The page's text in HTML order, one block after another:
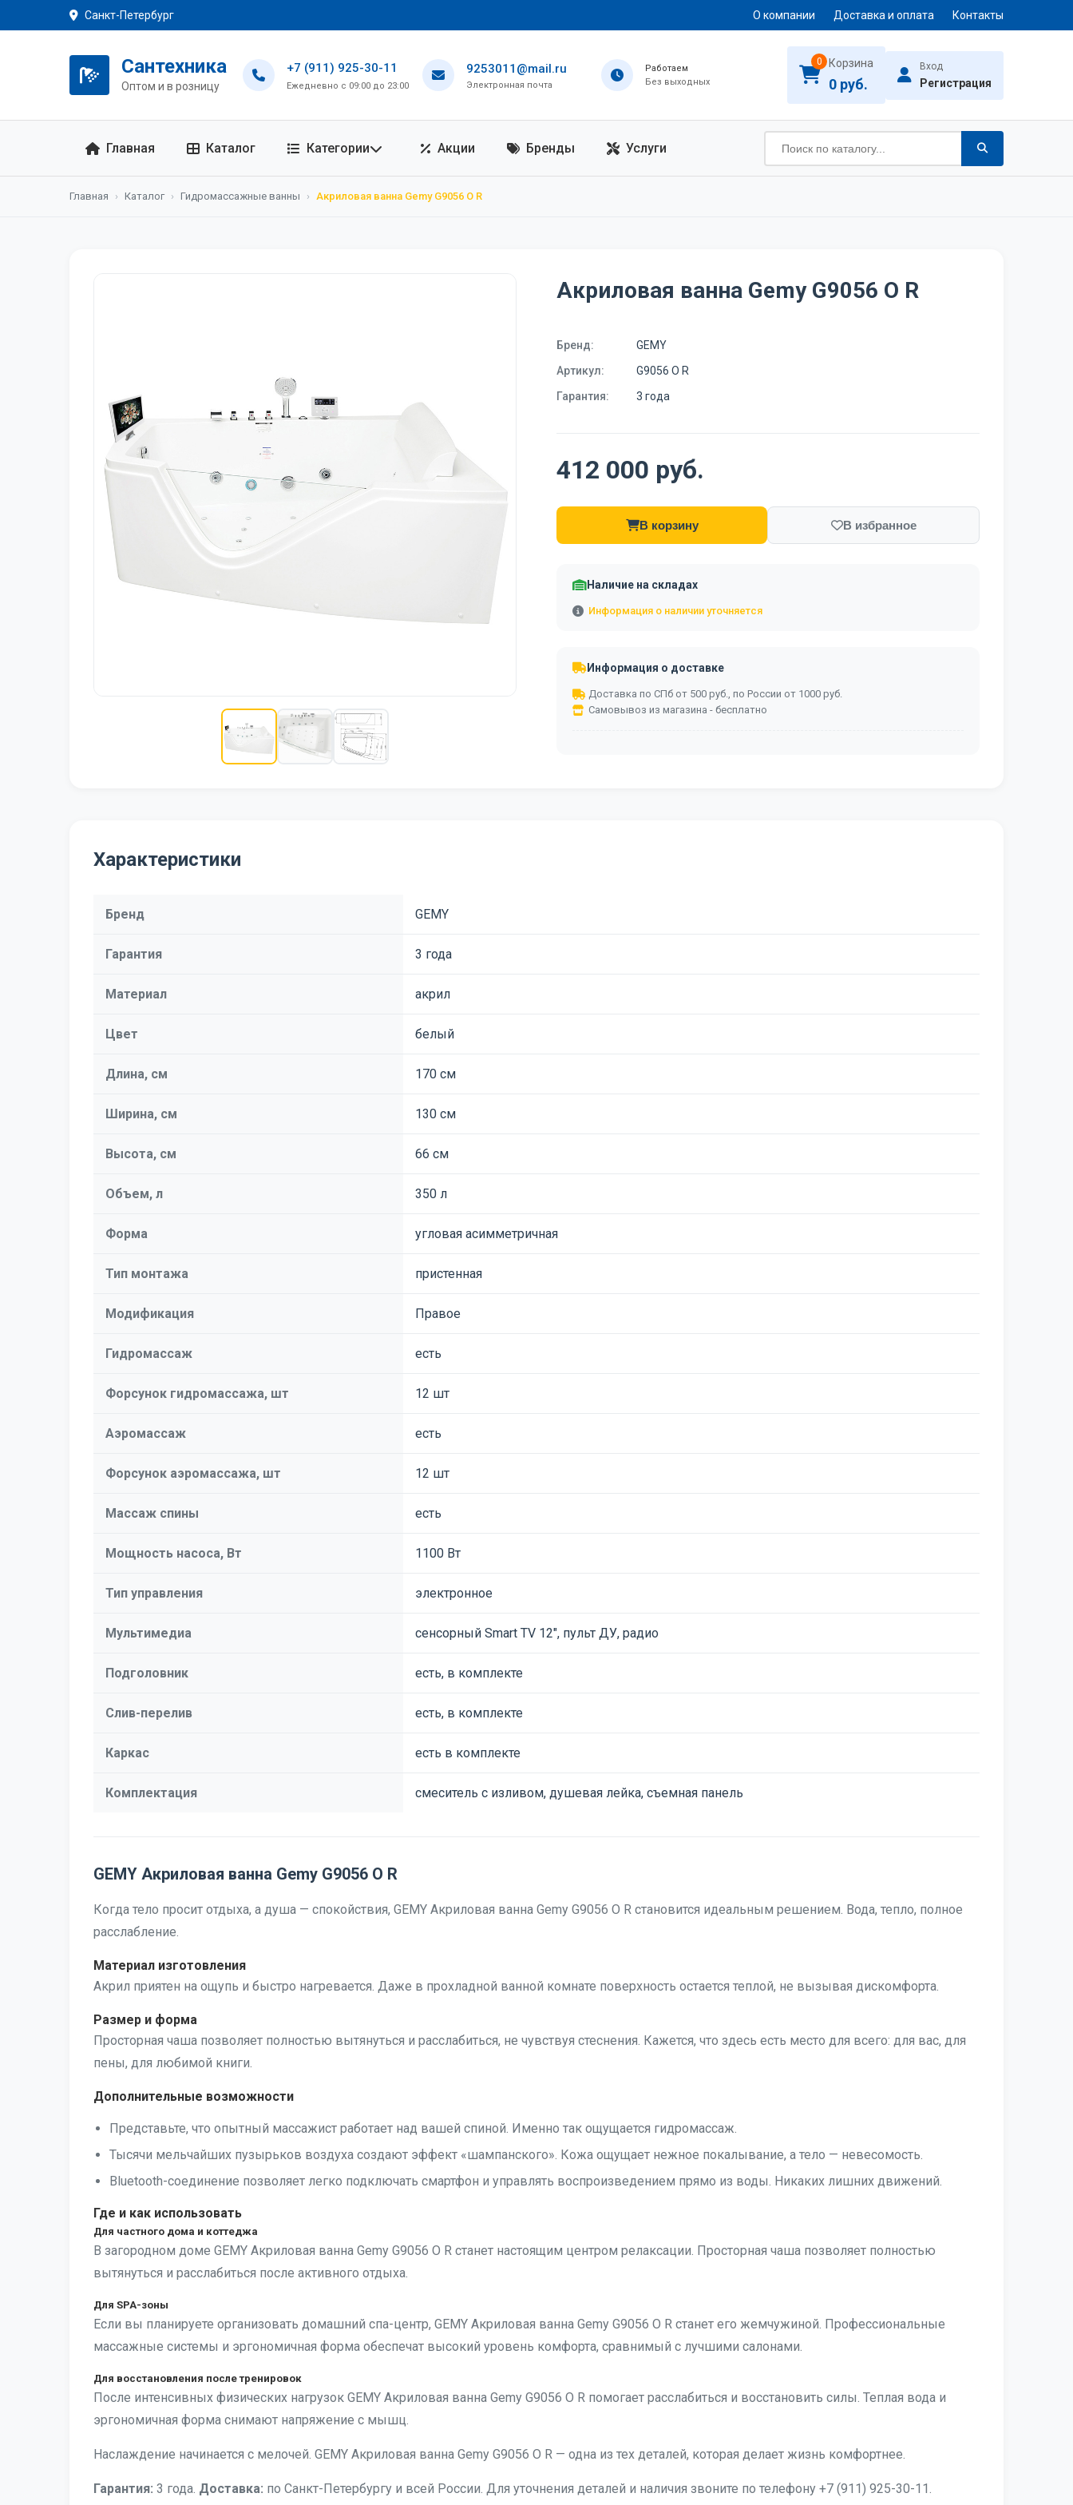
Санкт-Петербург О компании Доставка и оплата Контакты
Сантехника
Оптом и в розницу
+7 (911) 925-30-11
Ежедневно с 09:00 до 23:00
9253011@mail.ru
Электронная почта
Работаем
Без выходных
0 Корзина
0 руб.
Вход
Регистрация
Главная Каталог Категории Акции Бренды Услуги
Главная › Каталог › Гидромассажные ванны › Акриловая ванна Gemy G9056 O R
Акриловая ванна Gemy G9056 O R
Бренд:
GEMY
Артикул:
G9056 O R
Гарантия:
3 года
412 000 руб.
В корзину В избранное
Наличие на складах
Информация о наличии уточняется
Информация о доставке
Доставка по СПб от 500 руб., по России от 1000 руб.
Самовывоз из магазина - бесплатно
Характеристики
Бренд GEMY
Гарантия 3 года
Материал акрил
Цвет белый
Длина, см 170 см
Ширина, см 130 см
Высота, см 66 см
Объем, л 350 л
Форма угловая асимметричная
Тип монтажа пристенная
Модификация Правое
Гидромассаж есть
Форсунок гидромассажа, шт 12 шт
Аэромассаж есть
Форсунок аэромассажа, шт 12 шт
Массаж спины есть
Мощность насоса, Вт 1100 Вт
Тип управления электронное
Мультимедиа сенсорный Smart TV 12", пульт ДУ, радио
Подголовник есть, в комплекте
Слив-перелив есть, в комплекте
Каркас есть в комплекте
Комплектация смеситель с изливом, душевая лейка, съемная панель
GEMY Акриловая ванна Gemy G9056 O R
Когда тело просит отдыха, а душа — спокойствия, GEMY Акриловая ванна Gemy G9056 O R становится идеальным решением. Вода, тепло, полное
расслабление.
Материал изготовления
Акрил приятен на ощупь и быстро нагревается. Даже в прохладной ванной комнате поверхность остается теплой, не вызывая дискомфорта.
Размер и форма
Просторная чаша позволяет полностью вытянуться и расслабиться, не чувствуя стеснения. Кажется, что здесь есть место для всего: для вас, для
пены, для любимой книги.
Дополнительные возможности
Представьте, что опытный массажист работает над вашей спиной. Именно так ощущается гидромассаж.
Тысячи мельчайших пузырьков воздуха создают эффект «шампанского». Кожа ощущает нежное покалывание, а тело — невесомость.
Bluetooth-соединение позволяет легко подключать смартфон и управлять воспроизведением прямо из воды. Никаких лишних движений.
Где и как использовать
Для частного дома и коттеджа
В загородном доме GEMY Акриловая ванна Gemy G9056 O R станет настоящим центром релаксации. Просторная чаша позволяет полностью
вытянуться и расслабиться после активного отдыха.
Для SPA-зоны
Если вы планируете организовать домашний спа-центр, GEMY Акриловая ванна Gemy G9056 O R станет его жемчужиной. Профессиональные
массажные системы и эргономичная форма обеспечат высокий уровень комфорта, сравнимый с лучшими салонами.
Для восстановления после тренировок
После интенсивных физических нагрузок GEMY Акриловая ванна Gemy G9056 O R помогает расслабиться и восстановить силы. Теплая вода и
эргономичная форма снимают напряжение с мышц.
Наслаждение начинается с мелочей. GEMY Акриловая ванна Gemy G9056 O R — одна из тех деталей, которая делает жизнь комфортнее.
Гарантия: 3 года. Доставка: по Санкт-Петербургу и всей России. Для уточнения деталей и наличия звоните по телефону +7 (911) 925-30-11.